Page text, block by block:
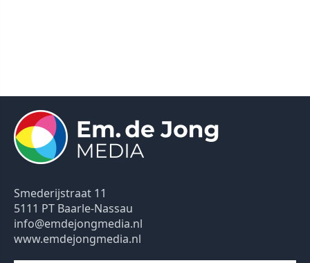
Smederijstraat 11
5111 PT Baarle-Nassau
info@emdejongmedia.nl
www.emdejongmedia.nl